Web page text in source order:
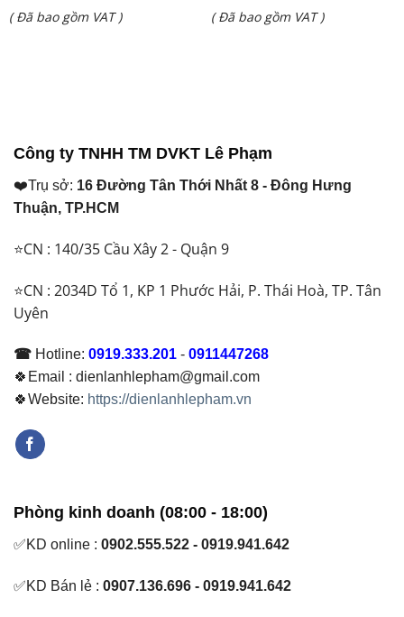
là:
Giá
( Đã bao gồm VAT )
là:
Giá
( Đã bao gồm VAT )
Công ty TNHH TM DVKT Lê Phạm
❤️Trụ sở: 16 Đường Tân Thới Nhất 8 - Đông Hưng
Thuận, TP.HCM
⭐CN : 140/35 Cầu Xây 2 - Quận 9
⭐CN : 2034D Tổ 1, KP 1 Phước Hải, P. Thái Hoà, TP. Tân
Uyên
☎ Hotline: 0919.333.201 - 0911447268
🍀Email : dienlanhlepham@gmail.com
🍀Website: https://dienlanhlepham.vn
Phòng kinh doanh (08:00 - 18:00)
✅KD online : 0902.555.522 - 0919.941.642
✅KD Bán lẻ : 0907.136.696 - 0919.941.642